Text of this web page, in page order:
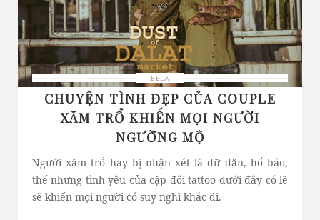
BELA
CHUYỆN TÌNH ĐẸP CỦA COUPLE
XĂM TRỔ KHIẾN MỌI NGƯỜI
NGƯỠNG MỘ
Người xăm trổ hay bị nhận xét là dữ dằn, hổ báo,
thế nhưng tình yêu của cặp đôi tattoo dưới đây có lẽ
sẽ khiến mọi người có suy nghĩ khác đi.